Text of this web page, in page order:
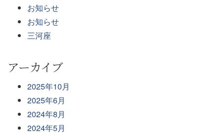
お知らせ
お知らせ
三河座
アーカイブ
2025年10月
2025年6月
2024年8月
2024年5月